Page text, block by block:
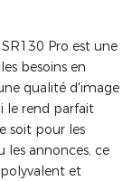
Pro est une
besoins en
qualité d'image
le rend parfait
soit pour les
les annonces, ce
et